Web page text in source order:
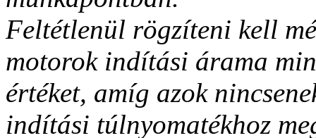
Feltétlenül rögzíteni kell
motorok indítási árama
értéket, amíg azok
indítási túlnyomatékhoz